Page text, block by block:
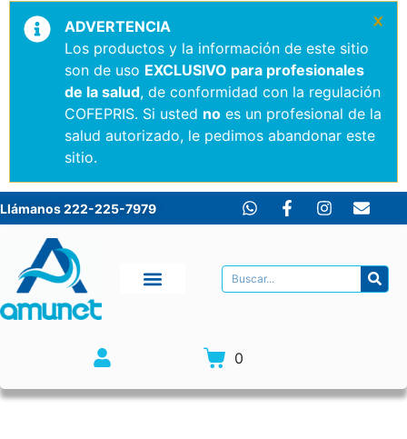
ADVERTENCIA
Los productos y la información de este sitio
son de uso EXCLUSIVO para profesionales
de la salud, de conformidad con la regulación
COFEPRIS. Si usted no es un profesional de la
salud autorizado, le pedimos abandonar este
sitio.
×
Llámanos 222-225-7979
0